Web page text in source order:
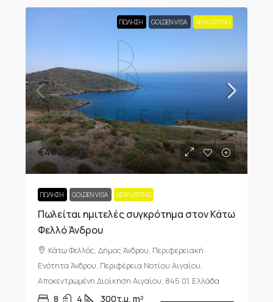
ΠΏΛΗΣΗ GOLDEN VISA NEW LISTING
€400,000
ΠΏΛΗΣΗ GOLDEN VISA NEW LISTING
Πωλείται ημιτελές συγκρότημα στον Κάτω
Φελλό Άνδρου
Κάτω Φελλός, Δήμος Άνδρου, Περιφερειακή
Ενότητα Άνδρου, Περιφέρεια Νοτίου Αιγαίου,
Αποκεντρωμένη Διοίκηση Αιγαίου, 845 01, Ελλάδα
8 4 300τ.μ. m²